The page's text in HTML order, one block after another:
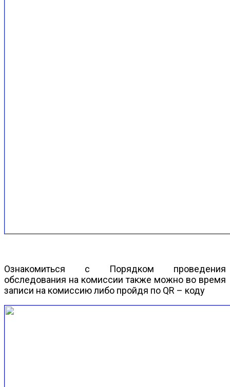
Ознакомиться с Порядком проведения
обследования на комиссии также можно во время
записи на комиссию либо пройдя по QR – коду